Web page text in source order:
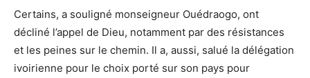
Certains, a souligné monseigneur Ouédraogo, ont
décliné l’appel de Dieu, notamment par des résistances
et les peines sur le chemin. Il a, aussi, salué la délégation
ivoirienne pour le choix porté sur son pays pour